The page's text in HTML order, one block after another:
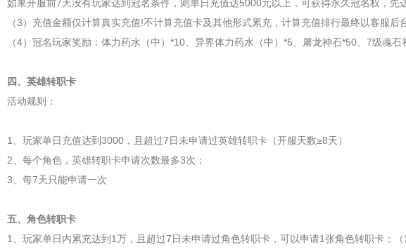
如果开服前7天没有玩家达到冠名条件，则单日充值达5000元以上，可获得永久冠名权，
（3）充值金额仅计算真实充值!不计算充值卡及其他形式累充，计算充值排行最终以客服后
（4）冠名玩家奖励：体力药水（中）*10、异界体力药水（中）*5、屠龙神石*50、7级魂石
四、英雄转职卡
活动规则：
1、玩家单日充值达到3000，且超过7日未申请过英雄转职卡（开服天数≥8天）
2、每个角色，英雄转职卡申请次数最多3次；
3、每7天只能申请一次
五、角色转职卡
1、玩家单日内累充达到1万，且超过7日未申请过角色转职卡，可以申请1张角色转职卡；（